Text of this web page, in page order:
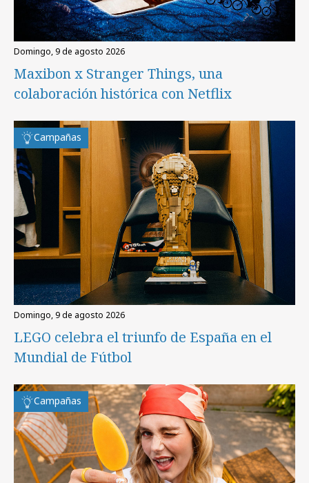
domingo, 9 de agosto 2026
Maxibon x Stranger Things, una
colaboración histórica con Netflix
Campañas
domingo, 9 de agosto 2026
LEGO celebra el triunfo de España en el
Mundial de Fútbol
Campañas